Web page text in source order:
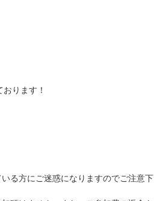
ります！
る方にご迷惑になりますのでご注意下